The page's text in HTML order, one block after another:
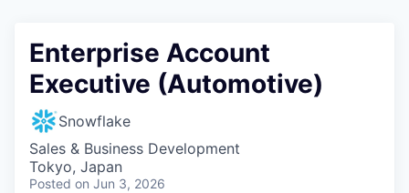
Enterprise Account
Executive (Automotive)
Snowflake
Sales & Business Development
Tokyo, Japan
Posted on Jun 3, 2026